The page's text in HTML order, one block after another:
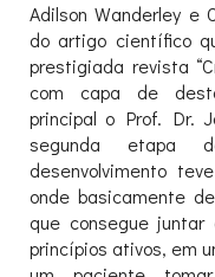
Adilson Wanderley e
do artigo científico
prestigiada revista
com capa de
principal o Prof. Dr.
segunda etapa
desenvolvimento
onde basicamente
que consegue
princípios ativos, em